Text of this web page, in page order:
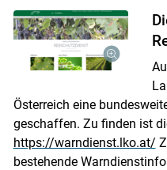
Österreich eine
geschaffen. Zu finden ist
https://warndienst.lko.at/
bestehende